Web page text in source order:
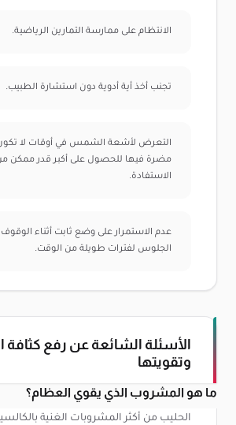
الانتظام على ممارسة التمارين الرياضية.
تجنب أخذ أية أدوية دون استشارة الطبيب.
التعرض لأشعة الشمس في أوقات لا
مضرة فيها للحصول على أكبر قدر ممكن
الاستفادة.
عدم الاستمرار على وضع ثابت أثناء الوقوف
الجلوس لفترات طويلة من الوقت.
الأسئلة الشائعة عن رفع كثافة
وتقويتها
ما هو المشروب الذي يقوي العظام؟
الحليب من أكثر المشروبات الغنية